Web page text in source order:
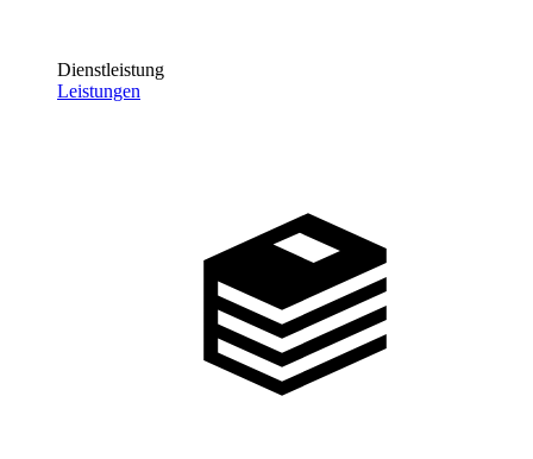
Dienstleistung
Leistungen